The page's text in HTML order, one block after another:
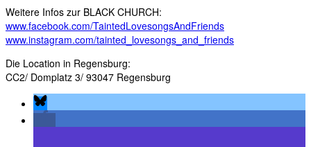
Weitere Infos zur BLACK CHURCH:
www.facebook.com/TaintedLovesongsAndFriends
www.instagram.com/tainted_lovesongs_and_friends
Die Location in Regensburg:
CC2/ Domplatz 3/ 93047 Regensburg